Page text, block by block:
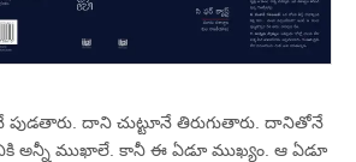
దాని చుట్టూనే తిరుగుతారు. దానితోనే
అన్నీ ముఖాలే. కానీ ఈ ఏడూ ముఖ్యం. ఆ ఏడూ